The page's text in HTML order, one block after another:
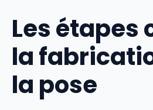
Les étapes
la
la pose